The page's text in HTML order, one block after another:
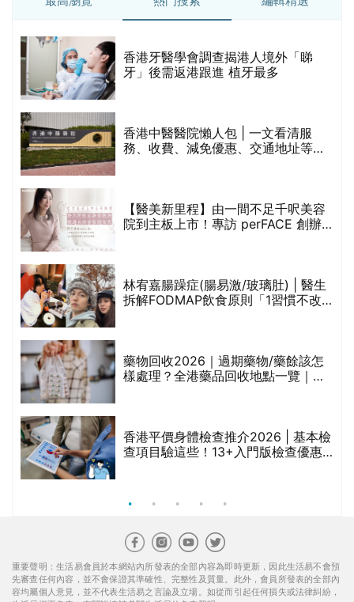
香港牙醫學會調查揭港人境外「睇
牙」後需返港跟進 植牙最多
香港中醫醫院懶人包 | 一文看清服
務、收費、減免優惠、交通地址等
【醫美新里程】由一間不足千呎美容
院到主板上市！專訪 perFACE 創辦
林宥嘉腸躁症(腸易激/玻璃肚) | 醫生
拆解FODMAP飲食原則「1習慣不改
藥物回收2026｜過期藥物/藥餘該怎
樣處理？全港藥品回收地點一覽｜屈
香港平價身體檢查推介2026 | 基本檢
查項目驗這些！13+入門版檢查優惠
重要聲明：生活易會員於本網站內所發表的全部內容為即時更新，因此生活易不會預
先審查任何內容，並不會保證其準確性、完整性及質量。此外，會員所發表的全部內
容均屬個人意見，並不代表生活易之言論及立場。如從而引起任何損失或法律糾紛，